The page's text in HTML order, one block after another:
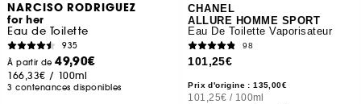
NARCISO RODRIGUEZ
for her
Eau de Toilette
935
À partir de49,90€
166,33€ / 100ml
3 contenances disponibles
CHANEL
ALLURE HOMME SPORT
Eau De Toilette Vaporisateur
98
101,25€
Prix d'origine : 135,00€
101,25€ / 100ml